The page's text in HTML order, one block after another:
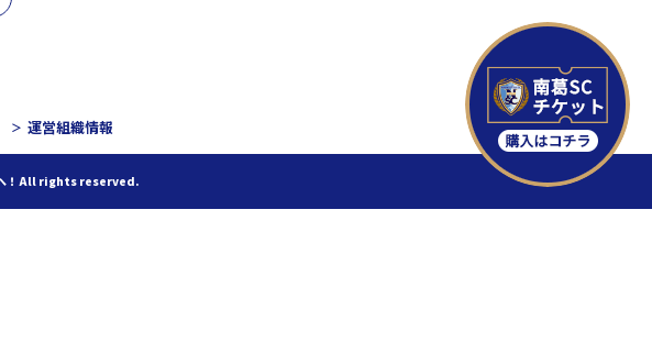
運営組織情報
！All rights reserved.